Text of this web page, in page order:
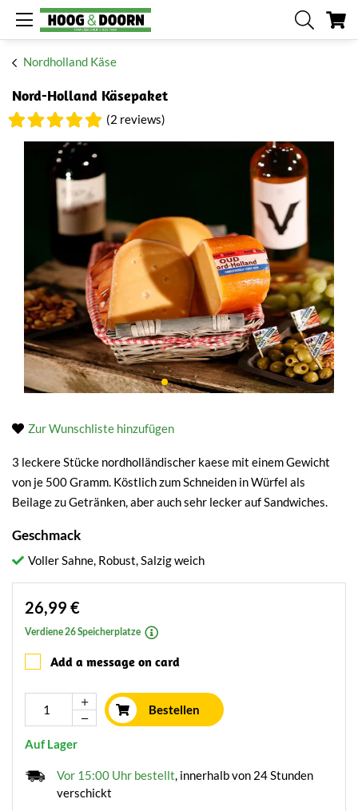
Nordholland Käse
Nord-Holland Käsepaket
(2 reviews)
Zur Wunschliste hinzufügen
3 leckere Stücke nordholländischer kaese mit einem Gewicht
von je 500 Gramm. Köstlich zum Schneiden in Würfel als
Beilage zu Getränken, aber auch sehr lecker auf Sandwiches.
Geschmack
Voller Sahne, Robust, Salzig weich
26,99 €
Verdiene 26 Speicherplatze
Add a message on card
Bestellen
Auf Lager
Vor 15:00 Uhr bestellt, innerhalb von 24 Stunden
verschickt